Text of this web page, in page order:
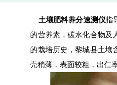
土壤肥料养分速测仪指
的营养素，碳水化合物及
的栽培历史，黎城县土壤
壳稍薄，表面较粗，出仁